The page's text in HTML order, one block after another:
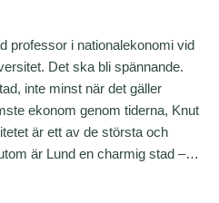
professor i nationalekonomi vid
Det ska bli spännande.
inte minst när det gäller
ekonom genom tiderna, Knut
är ett av de största och
är Lund en charmig stad –…